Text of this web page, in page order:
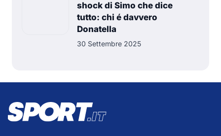
shock di Simo che dice
tutto: chi é davvero
Donatella
30 Settembre 2025